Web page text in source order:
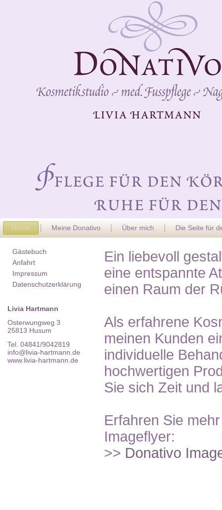
Home Meine Donativo Über mich Die Seite für
Gästebuch
Anfahrt
Impressum
Datenschutzerklärung
Livia Hartmann
Osterwungweg 3
25813 Husum
Tel. 04841/9042819
info@livia-hartmann.de
www.livia-hartmann.de
Ein liebevoll
eine entspannte
einen Raum der
Als erfahrene
meinen Kunden
individuelle
hochwertigen
Sie sich Zeit und
Erfahren Sie
Imageflyer:
>> Donativo